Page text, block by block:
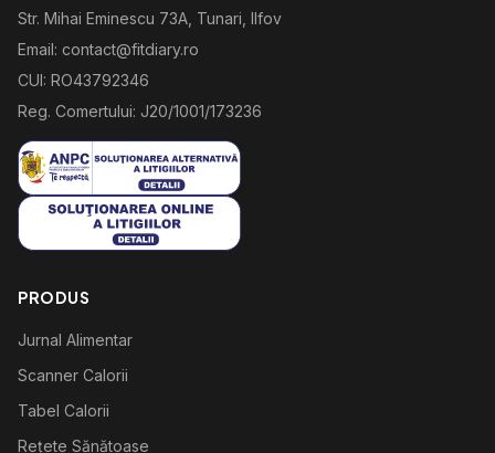
Str. Mihai Eminescu 73A, Tunari, Ilfov
Email: contact@fitdiary.ro
CUI: RO43792346
Reg. Comertului: J20/1001/173236
PRODUS
Jurnal Alimentar
Scanner Calorii
Tabel Calorii
Rețete Sănătoase